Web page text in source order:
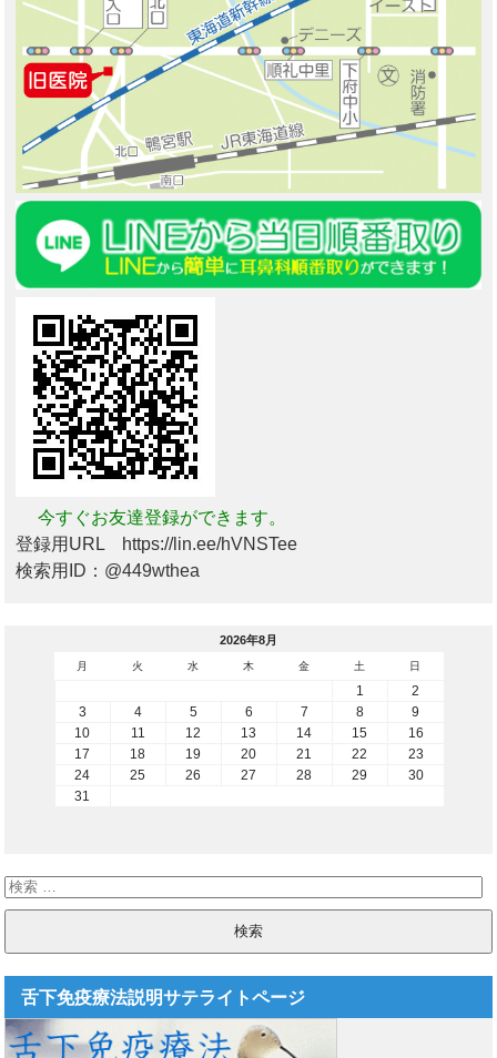
今すぐお友達登録ができます。
登録用URL https://lin.ee/hVNSTee
検索用ID：@449wthea
2026年8月
月 火 水 木 金 土 日
1
2
3
4 5 6 7 8
9
10
11 12 13 14 15
16
17
18 19 20 21 22
23
24
25 26 27 28 29
30
31
舌下免疫療法説明サテライトページ